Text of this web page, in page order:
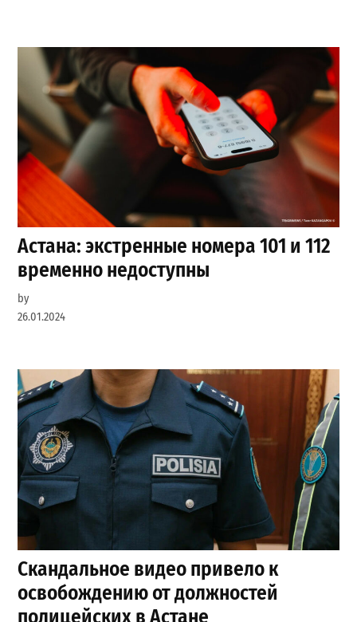
Астана: экстренные номера 101 и 112
временно недоступны
by
26.01.2024
Скандальное видео привело к
освобождению от должностей
полицейских в Астане